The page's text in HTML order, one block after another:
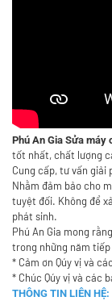
Phú An Gia Sửa máy
tốt nhất, chất lượng
Cung cấp, tư vấn
Nhằm đảm bảo cho
tuyệt đối. Không để
phát sinh.
Phú An Gia mong
trong những năm
* Cảm ơn Qúy vị và
* Chúc Qúy vị và các
THÔNG TIN LIÊN HỆ: